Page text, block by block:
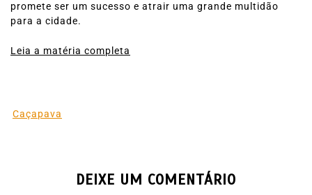
promete ser um sucesso e atrair uma grande multidão
para a cidade.
Leia a matéria completa
Caçapava
DEIXE UM COMENTÁRIO